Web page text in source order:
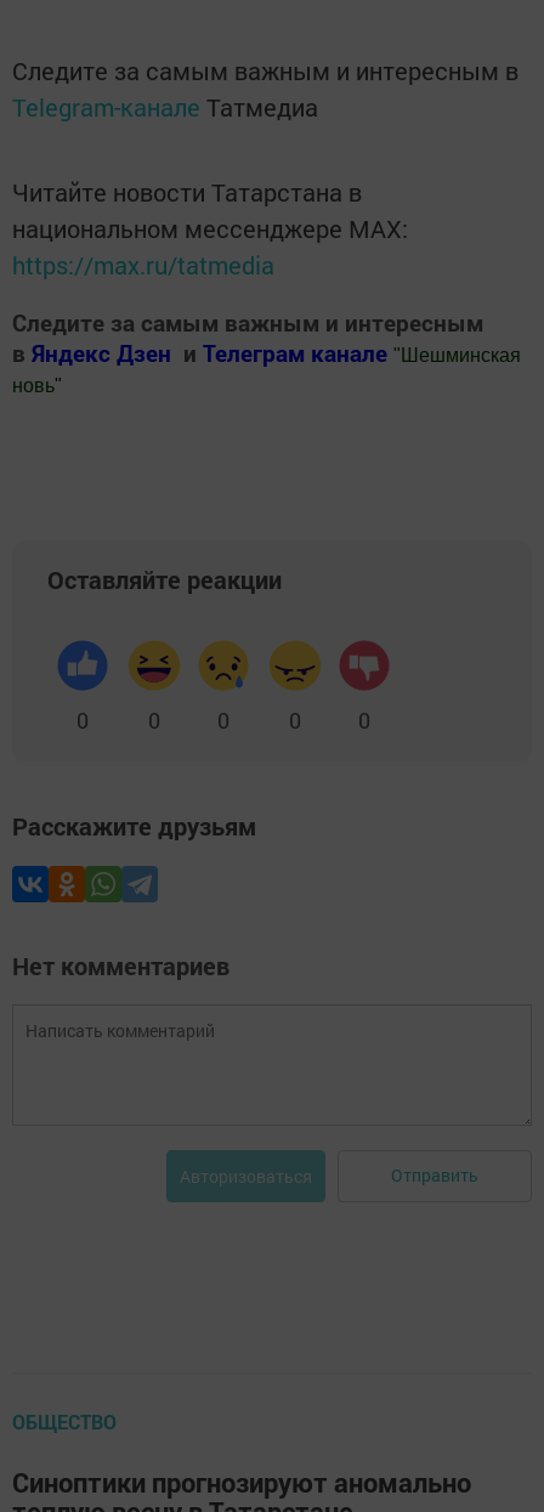
Следите за самым важным и интересным в
Telegram-канале Татмедиа
Читайте новости Татарстана в
национальном мессенджере MАХ:
https://max.ru/tatmedia
Следите за самым важным и интересным
в Яндекс Дзен и Телеграм канале " Шешминская
новь"
Оставляйте реакции
0 0 0 0 0
Расскажите друзьям
Нет комментариев
Авторизоваться Отправить
ОБЩЕСТВО
Синоптики прогнозируют аномально